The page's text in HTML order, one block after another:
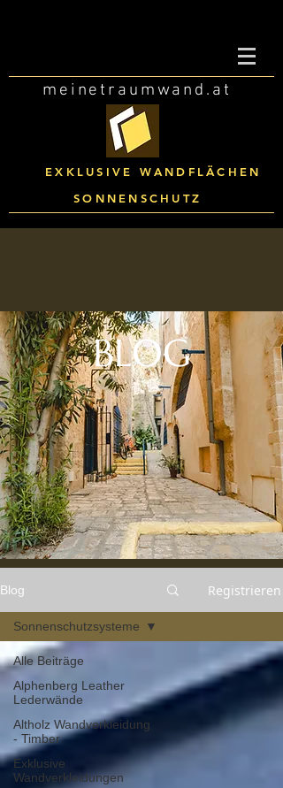
meinetraumwand.at
EXKLUSIVE WANDFLÄCHEN
SONNENSCHUTZ
BLOG
Blog Registrieren
Alle Beiträge
Alphenberg Leather
Lederwände
Altholz Wandverkleidung
- Timber
Exklusive
Wandverkleidungen
Sonnenschutzsysteme